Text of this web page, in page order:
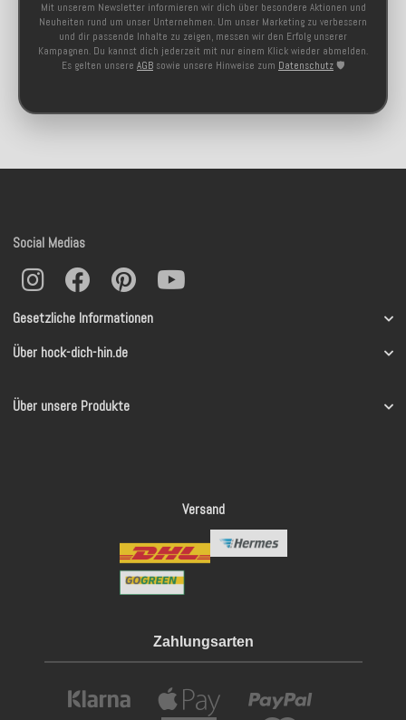
Mit unserem Newsletter informieren wir dich über besondere Aktionen und
Neuheiten rund um unser Unternehmen. Um unser Marketing zu verbessern
und dir passende Inhalte zu zeigen, messen wir den Erfolg unserer
Kampagnen. Du kannst dich jederzeit mit nur einem Klick wieder abmelden.
Es gelten unsere AGB sowie unsere Hinweise zum Datenschutz 🛡️
Gesetzliche Informationen
Über hock-dich-hin.de
Über unsere Produkte
Social Medias
Versand
Zahlungsarten